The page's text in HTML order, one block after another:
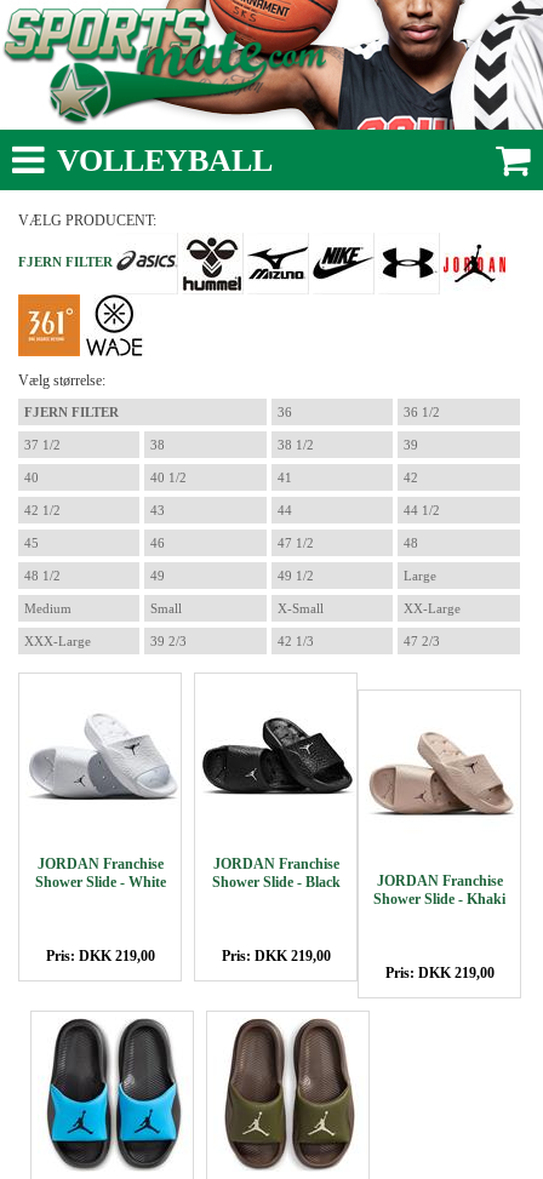
VOLLEYBALL
VÆLG PRODUCENT:
FJERN FILTER
Vælg størrelse:
FJERN FILTER 36 36 1/2
37 1/2 38 38 1/2 39
40 40 1/2 41 42
42 1/2 43 44 44 1/2
45 46 47 1/2 48
48 1/2 49 49 1/2 Large
Medium Small X-Small XX-Large
XXX-Large 39 2/3 42 1/3 47 2/3
JORDAN Franchise
Shower Slide - White
Pris: DKK 219,00
JORDAN Franchise
Shower Slide - Black
Pris: DKK 219,00
JORDAN Franchise
Shower Slide - Khaki
Pris: DKK 219,00